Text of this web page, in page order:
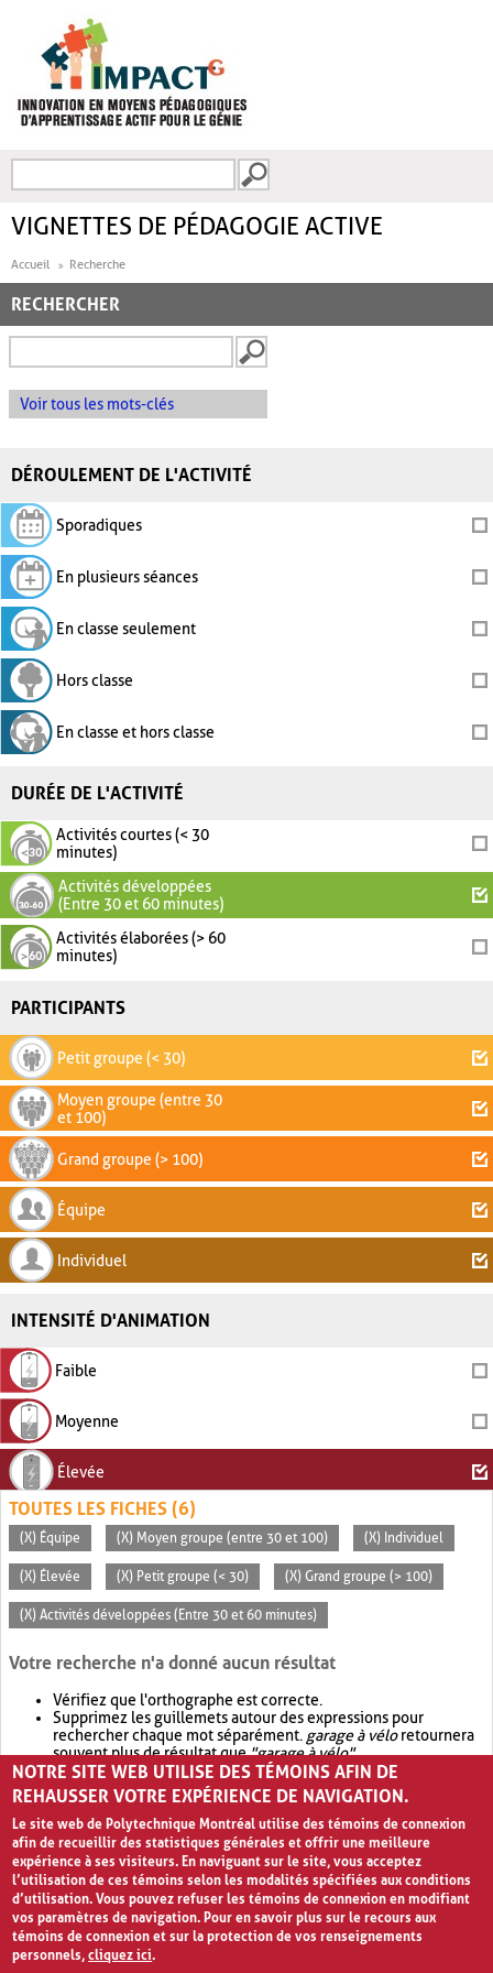
FORMULAIRE DE
VIGNETTES DE PÉDAGOGIE ACTIVE
Accueil Recherche
RECHERCHER
Voir tous les mots-clés
DÉROULEMENT DE L'ACTIVITÉ
Sporadiques
En plusieurs séances
En classe seulement
Hors classe
En classe et hors classe
DURÉE DE L'ACTIVITÉ
Activités courtes (< 30
minutes)
Activités développées
(Entre 30 et 60 minutes)
Activités élaborées (> 60
minutes)
PARTICIPANTS
Petit groupe (< 30)
Moyen groupe (entre 30
et 100)
Grand groupe (> 100)
Équipe
Individuel
INTENSITÉ D'ANIMATION
Faible
Moyenne
Élevée
TOUTES LES FICHES (6)
(X) Équipe (X) Moyen groupe (entre 30 et 100) (X) Individuel
(X) Élevée (X) Petit groupe (< 30) (X) Grand groupe (> 100)
(X) Activités développées (Entre 30 et 60 minutes)
Votre recherche n'a donné aucun résultat
Vérifiez que l'orthographe est correcte.
Supprimez les guillemets autour des expressions pour
rechercher chaque mot séparément. garage à véloretournera
souvent plus de résultat que"garage à vélo".
Envisagez d'élargir votre recherche avec OR.garage OR vélo
retournera souvent plus de résultat quegarage à vélo
NOTRE SITE WEB UTILISE DES TÉMOINS AFIN DE
REHAUSSER VOTRE EXPÉRIENCE DE NAVIGATION.
Le site web de Polytechnique Montréal utilise des témoins de connexion
afin de recueillir des statistiques générales et offrir une meilleure
expérience à ses visiteurs. En naviguant sur le site, vous acceptez
l’utilisation de ces témoins selon les modalités spécifiées aux conditions
d’utilisation. Vous pouvez refuser les témoins de connexion en modifiant
vos paramètres de navigation. Pour en savoir plus sur le recours aux
témoins de connexion et sur la protection de vos renseignements
personnels,cliquez ici.